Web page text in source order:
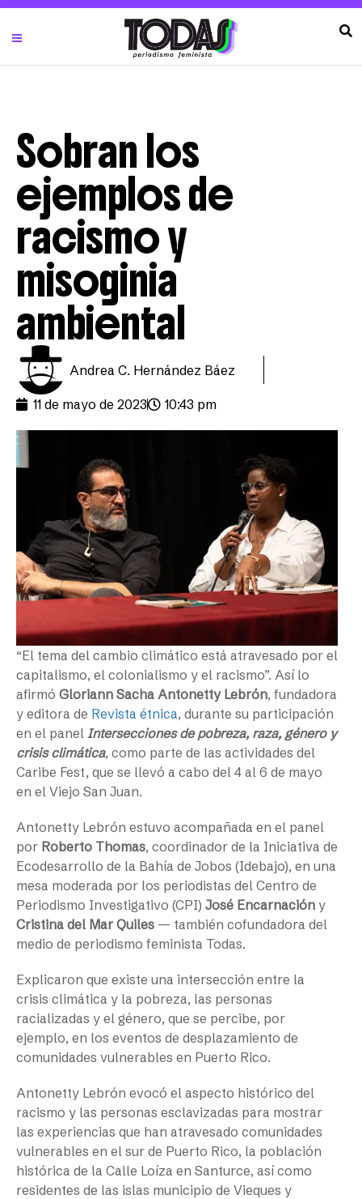
Sobran los
ejemplos de
racismo y
misoginia
ambiental
Andrea C. Hernández Báez
11 de mayo de 2023 10:43 pm
“El tema del cambio climático está atravesado por el
capitalismo, el colonialismo y el racismo”. Así lo
afirmó Gloriann Sacha Antonetty Lebrón, fundadora
y editora de Revista étnica, durante su participación
en el panel Intersecciones de pobreza, raza, género y
crisis climática, como parte de las actividades del
Caribe Fest, que se llevó a cabo del 4 al 6 de mayo
en el Viejo San Juan.
Antonetty Lebrón estuvo acompañada en el panel
por Roberto Thomas, coordinador de la Iniciativa de
Ecodesarrollo de la Bahía de Jobos (Idebajo), en una
mesa moderada por los periodistas del Centro de
Periodismo Investigativo (CPI) José Encarnación y
Cristina del Mar Quiles — también cofundadora del
medio de periodismo feminista Todas.
Explicaron que existe una intersección entre la
crisis climática y la pobreza, las personas
racializadas y el género, que se percibe, por
ejemplo, en los eventos de desplazamiento de
comunidades vulnerables en Puerto Rico.
Antonetty Lebrón evocó el aspecto histórico del
racismo y las personas esclavizadas para mostrar
las experiencias que han atravesado comunidades
vulnerables en el sur de Puerto Rico, la población
histórica de la Calle Loíza en Santurce, así como
residentes de las islas municipio de Vieques y